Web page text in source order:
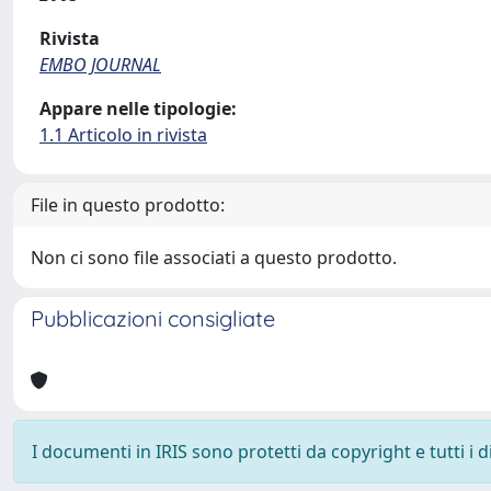
Rivista
EMBO JOURNAL
Appare nelle tipologie:
1.1 Articolo in rivista
File in questo prodotto:
Non ci sono file associati a questo prodotto.
Pubblicazioni consigliate
I documenti in IRIS sono protetti da copyright e tutti i